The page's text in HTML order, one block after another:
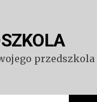
przedszkola